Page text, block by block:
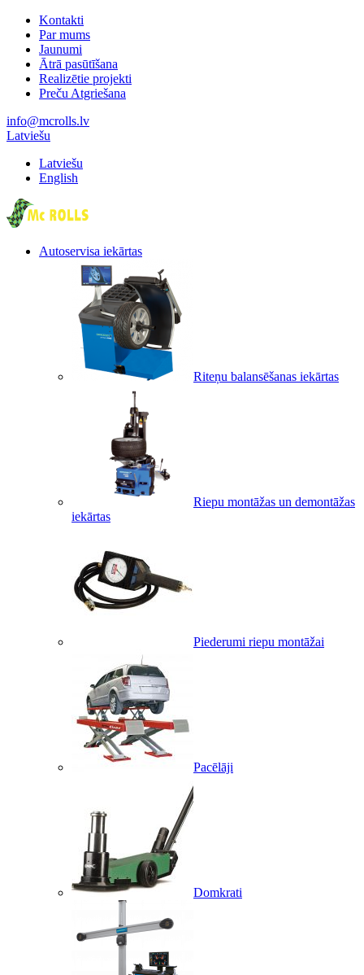
Kontakti
Par mums
Jaunumi
Ātrā pasūtīšana
Realizētie projekti
Preču Atgriešana
info@mcrolls.lv
Latviešu
Latviešu
English
Autoservisa iekārtas
Riteņu balansēšanas iekārtas
Riepu montāžas un demontāžas
iekārtas
Piederumi riepu montāžai
Pacēlāji
Domkrati